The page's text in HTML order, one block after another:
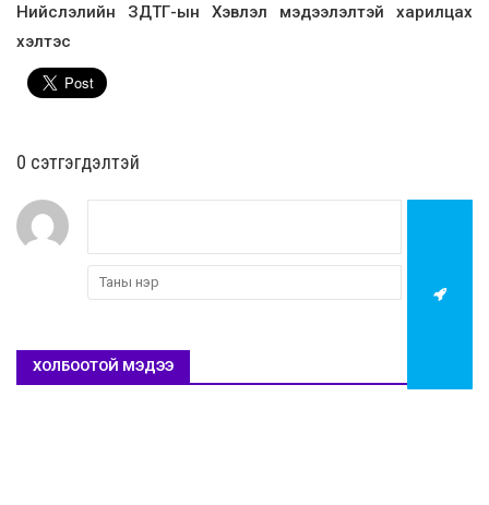
Нийслэлийн ЗДТГ-ын Хэвлэл мэдээлэлтэй харилцах
хэлтэс
0 cэтгэгдэлтэй
ХОЛБООТОЙ МЭДЭЭ